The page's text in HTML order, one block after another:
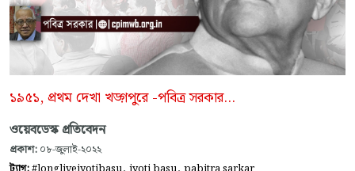
১৯৫১, প্রথম দেখা খড়্গপুরে -পবিত্র সরকার...
ওয়েবডেস্ক প্রতিবেদন
প্রকাশ: ০৮-জুলাই-২০২২